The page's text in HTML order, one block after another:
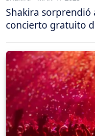
Shakira sorprendió
concierto gratuito